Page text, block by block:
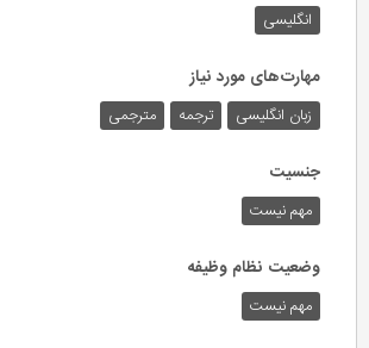
انگلیسی
مهارت‌های مورد نیاز
زبان انگلیسی ترجمه مترجمی
جنسیت
مهم نیست
وضعیت نظام وظیفه
مهم‌ نیست